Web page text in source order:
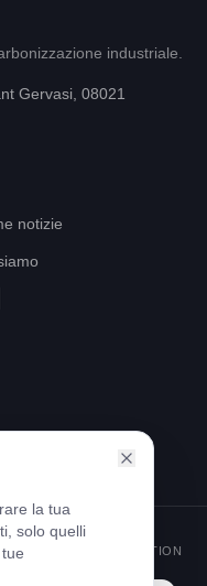
industriale.
Gervasi, 08021
notizie
FONDI NEXT GENERATION
E RESILIENZA
la tua
solo quelli